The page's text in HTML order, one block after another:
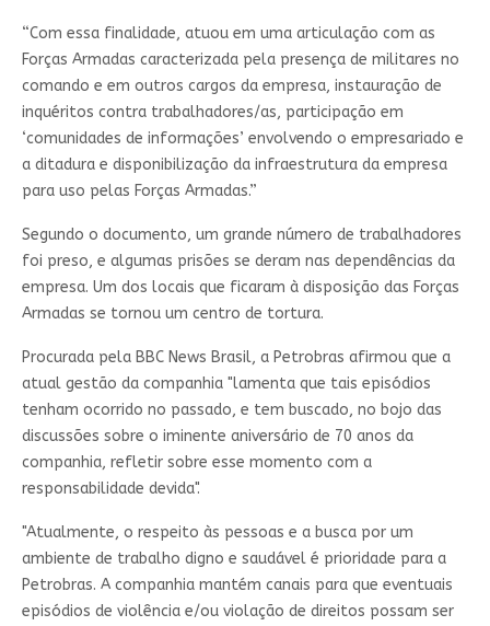
“Com essa finalidade, atuou em uma articulação com as
Forças Armadas caracterizada pela presença de militares no
comando e em outros cargos da empresa, instauração de
inquéritos contra trabalhadores/as, participação em
‘comunidades de informações’ envolvendo o empresariado e
a ditadura e disponibilização da infraestrutura da empresa
para uso pelas Forças Armadas.”
Segundo o documento, um grande número de trabalhadores
foi preso, e algumas prisões se deram nas dependências da
empresa. Um dos locais que ficaram à disposição das Forças
Armadas se tornou um centro de tortura.
Procurada pela BBC News Brasil, a Petrobras afirmou que a
atual gestão da companhia "lamenta que tais episódios
tenham ocorrido no passado, e tem buscado, no bojo das
discussões sobre o iminente aniversário de 70 anos da
companhia, refletir sobre esse momento com a
responsabilidade devida".
"Atualmente, o respeito às pessoas e a busca por um
ambiente de trabalho digno e saudável é prioridade para a
Petrobras. A companhia mantém canais para que eventuais
episódios de violência e/ou violação de direitos possam ser